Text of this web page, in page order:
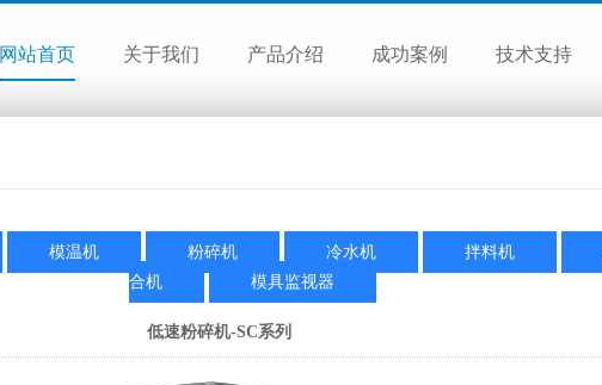
网站首页 关于我们 产品介绍 成功案例 技术支持
模温机 粉碎机 冷水机 拌料机
合机
模具监视器
低速粉碎机-SC系列